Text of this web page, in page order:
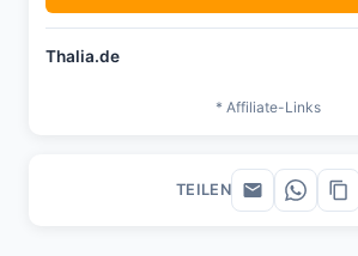
Thalia.de
* Affiliate-Links
TEILEN